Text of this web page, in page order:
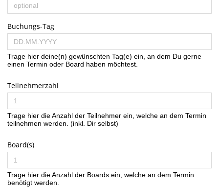
Buchungs-Tag
Trage hier deine(n) gewünschten Tag(e) ein, an dem Du gerne
einen Termin oder Board haben möchtest.
Teilnehmerzahl
Trage hier die Anzahl der Teilnehmer ein, welche an dem Termin
teilnehmen werden. (inkl. Dir selbst)
Board(s)
Trage hier die Anzahl der Boards ein, welche an dem Termin
benötigt werden.